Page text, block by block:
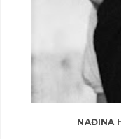
NAĐINA